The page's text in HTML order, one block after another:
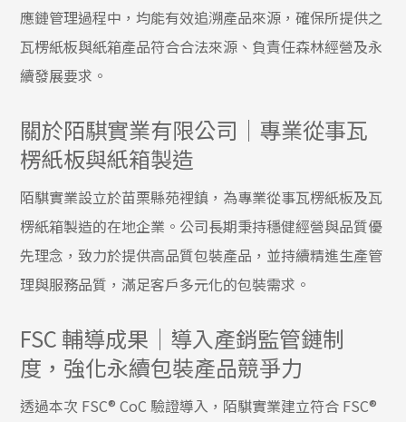
應鏈管理過程中，均能有效追溯產品來源，確保所提供之
瓦楞紙板與紙箱產品符合合法來源、負責任森林經營及永
續發展要求。
關於陌騏實業有限公司│專業從事瓦
楞紙板與紙箱製造
陌騏實業設立於苗栗縣苑裡鎮，為專業從事瓦楞紙板及瓦
楞紙箱製造的在地企業。公司長期秉持穩健經營與品質優
先理念，致力於提供高品質包裝產品，並持續精進生產管
理與服務品質，滿足客戶多元化的包裝需求。
FSC 輔導成果｜導入產銷監管鏈制
度，強化永續包裝產品競爭力
透過本次 FSC® CoC 驗證導入，陌騏實業建立符合 FSC®